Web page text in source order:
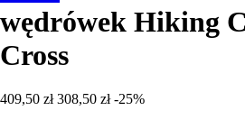
wędrówek Hiking
Cross
409,50 zł 308,50 zł -25%